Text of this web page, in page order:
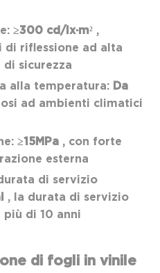
≥300 cd/lx·m² ,
di riflessione ad alta
sicurezza
alla temperatura: Da
ad ambienti climatici
≥15MPa , con forte
esterna
di servizio
, la durata di servizio
di 10 anni
di fogli in vinile